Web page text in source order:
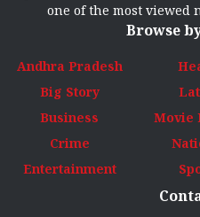
one of the most viewed
Browse
Andhra Pradesh
Big Story
Business
Crime
Entertainment
Movie